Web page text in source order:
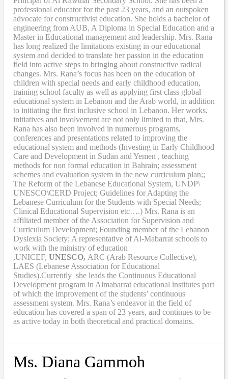
professional educator for the past 23 years, and an outspoken
advocate for constructivist education. She holds a bachelor of
engineering from AUB, A Diploma in Special Education and a
Master in Educational management and leadership. Mrs. Rana
has long realized the limitations existing in our educational
system and decided to translate her passion in the education
field into active steps to bringing about constructive radical
changes. Mrs. Rana’s focus has been on the education of
children with special needs and early childhood education,
training school faculty as well as applying first class global
educational system in Lebanon and the Arab world, in addition
to initiating the first inclusive school in Lebanon. Her works,
initiatives and involvement are not only limited to that, Mrs.
Rana has also been involved in numerous programs,
conferences and presentations related to improving the
educational system and methods (Investing in Early Childhood
Care and Development in Sudan and Yemen , teaching
methods for non formal education in Bahrain; assessment
schemes and evaluation system in the new curriculum plan;;
The Reform of the Lebanese Educational System, UNDP\
UNESCO\CERD Project; Guidelines for Adapting the
Lebanese Curriculum for the Students with Special Needs;
Clinical Educational Supervision etc….) Mrs. Rana is an
affiliated member of the Association for Supervision and
Curriculum Development; Founding member of the Lebanon
Dyslexia Society; A representative of Al-Mabarrat schools to
work with the ministry of education
,UNICEF, UNESCO, ARC (Arab Resource Collective),
LAES (Lebanese Association for Educational
Studies).Currently she leads the Continuous Educational
Development program in Almabarrat educational institutes part
of which the improvement of the students’ continuous
assessment system. Mrs. Rana’s endeavor in the field of
education has covered a span of 23 years, and continues to be
as active today in both theoretical and practical domains.
Ms. Diana Gammoh